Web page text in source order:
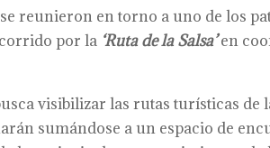
reunieron en torno a uno de los
por la ‘Ruta de laSalsa’en
visibilizar las rutas turísticas
sumándose a un espacio de